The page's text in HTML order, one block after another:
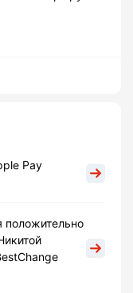
Pay
положительно